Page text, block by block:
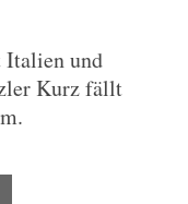
und
Kurz fällt